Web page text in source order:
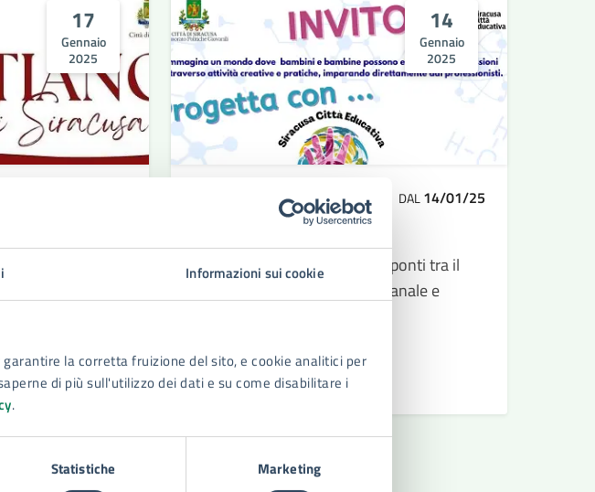
Informazioni sui cookie
la corretta fruizione del sito, e cookie analitici per
di più sull'utilizzo dei dati e su come disabilitare i
.
Statistiche Marketing
17
Gennaio
2025
2025
di San
14
Gennaio
2025
CONCORSO/COMPETIZIONE DAL14/01/25
Un invito speciale per creare ponti tra il
mondo professionale e artigianale e
LEGGI DI PIÙ
6 7